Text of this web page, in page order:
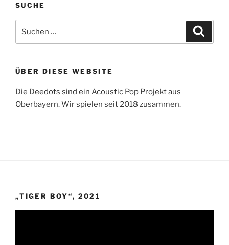
SUCHE
nach:
ÜBER DIESE WEBSITE
Die Deedots sind ein Acoustic Pop Projekt aus
Oberbayern. Wir spielen seit 2018 zusammen.
„TIGER BOY“, 2021